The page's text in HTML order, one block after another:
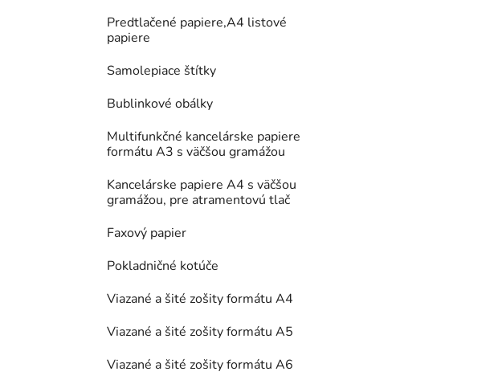
Predtlačené papiere,A4 listové
papiere
Samolepiace štítky
Bublinkové obálky
Multifunkčné kancelárske papiere
formátu A3 s väčšou gramážou
Kancelárske papiere A4 s väčšou
gramážou, pre atramentovú tlač
Faxový papier
Pokladničné kotúče
Viazané a šité zošity formátu A4
Viazané a šité zošity formátu A5
Viazané a šité zošity formátu A6